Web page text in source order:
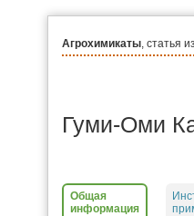
Агрохимикаты, статья
Гуми-Оми
Общая
информация